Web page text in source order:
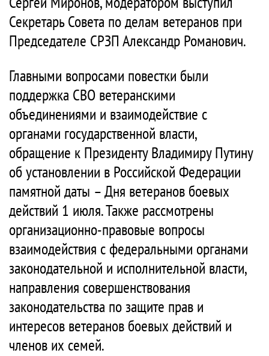
Секретарь Совета по делам ветеранов при
Председателе СРЗП Александр Романович.
Главными вопросами повестки были
поддержка СВО ветеранскими
объединениями и взаимодействие с
органами государственной власти,
обращение к Президенту Владимиру Путину
об установлении в Российской Федерации
памятной даты – Дня ветеранов боевых
действий 1 июля. Также рассмотрены
организационно-правовые вопросы
взаимодействия с федеральными органами
законодательной и исполнительной власти,
направления совершенствования
законодательства по защите прав и
интересов ветеранов боевых действий и
членов их семей.